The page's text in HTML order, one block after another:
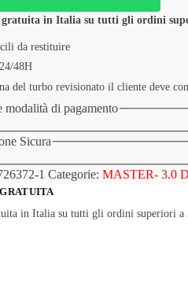
gratuita in Italia su tutti gli ordini
da restituire
48H
del turbo revisionato il cliente deve
modalità di pagamento
Sicura
1 Categorie: MASTER- 3.0
in Italia su tutti gli ordini superiori a